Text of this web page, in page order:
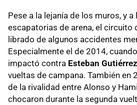
Pese a la lejanía de los muros, y a
escapatorias de arena, el circuito
librado de algunos accidentes
Especialmente el de 2014, cuando
impactó contra Esteban Gutiérrez
vueltas de campana. También en
de la rivalidad entre Alonso y
chocaron durante la segunda